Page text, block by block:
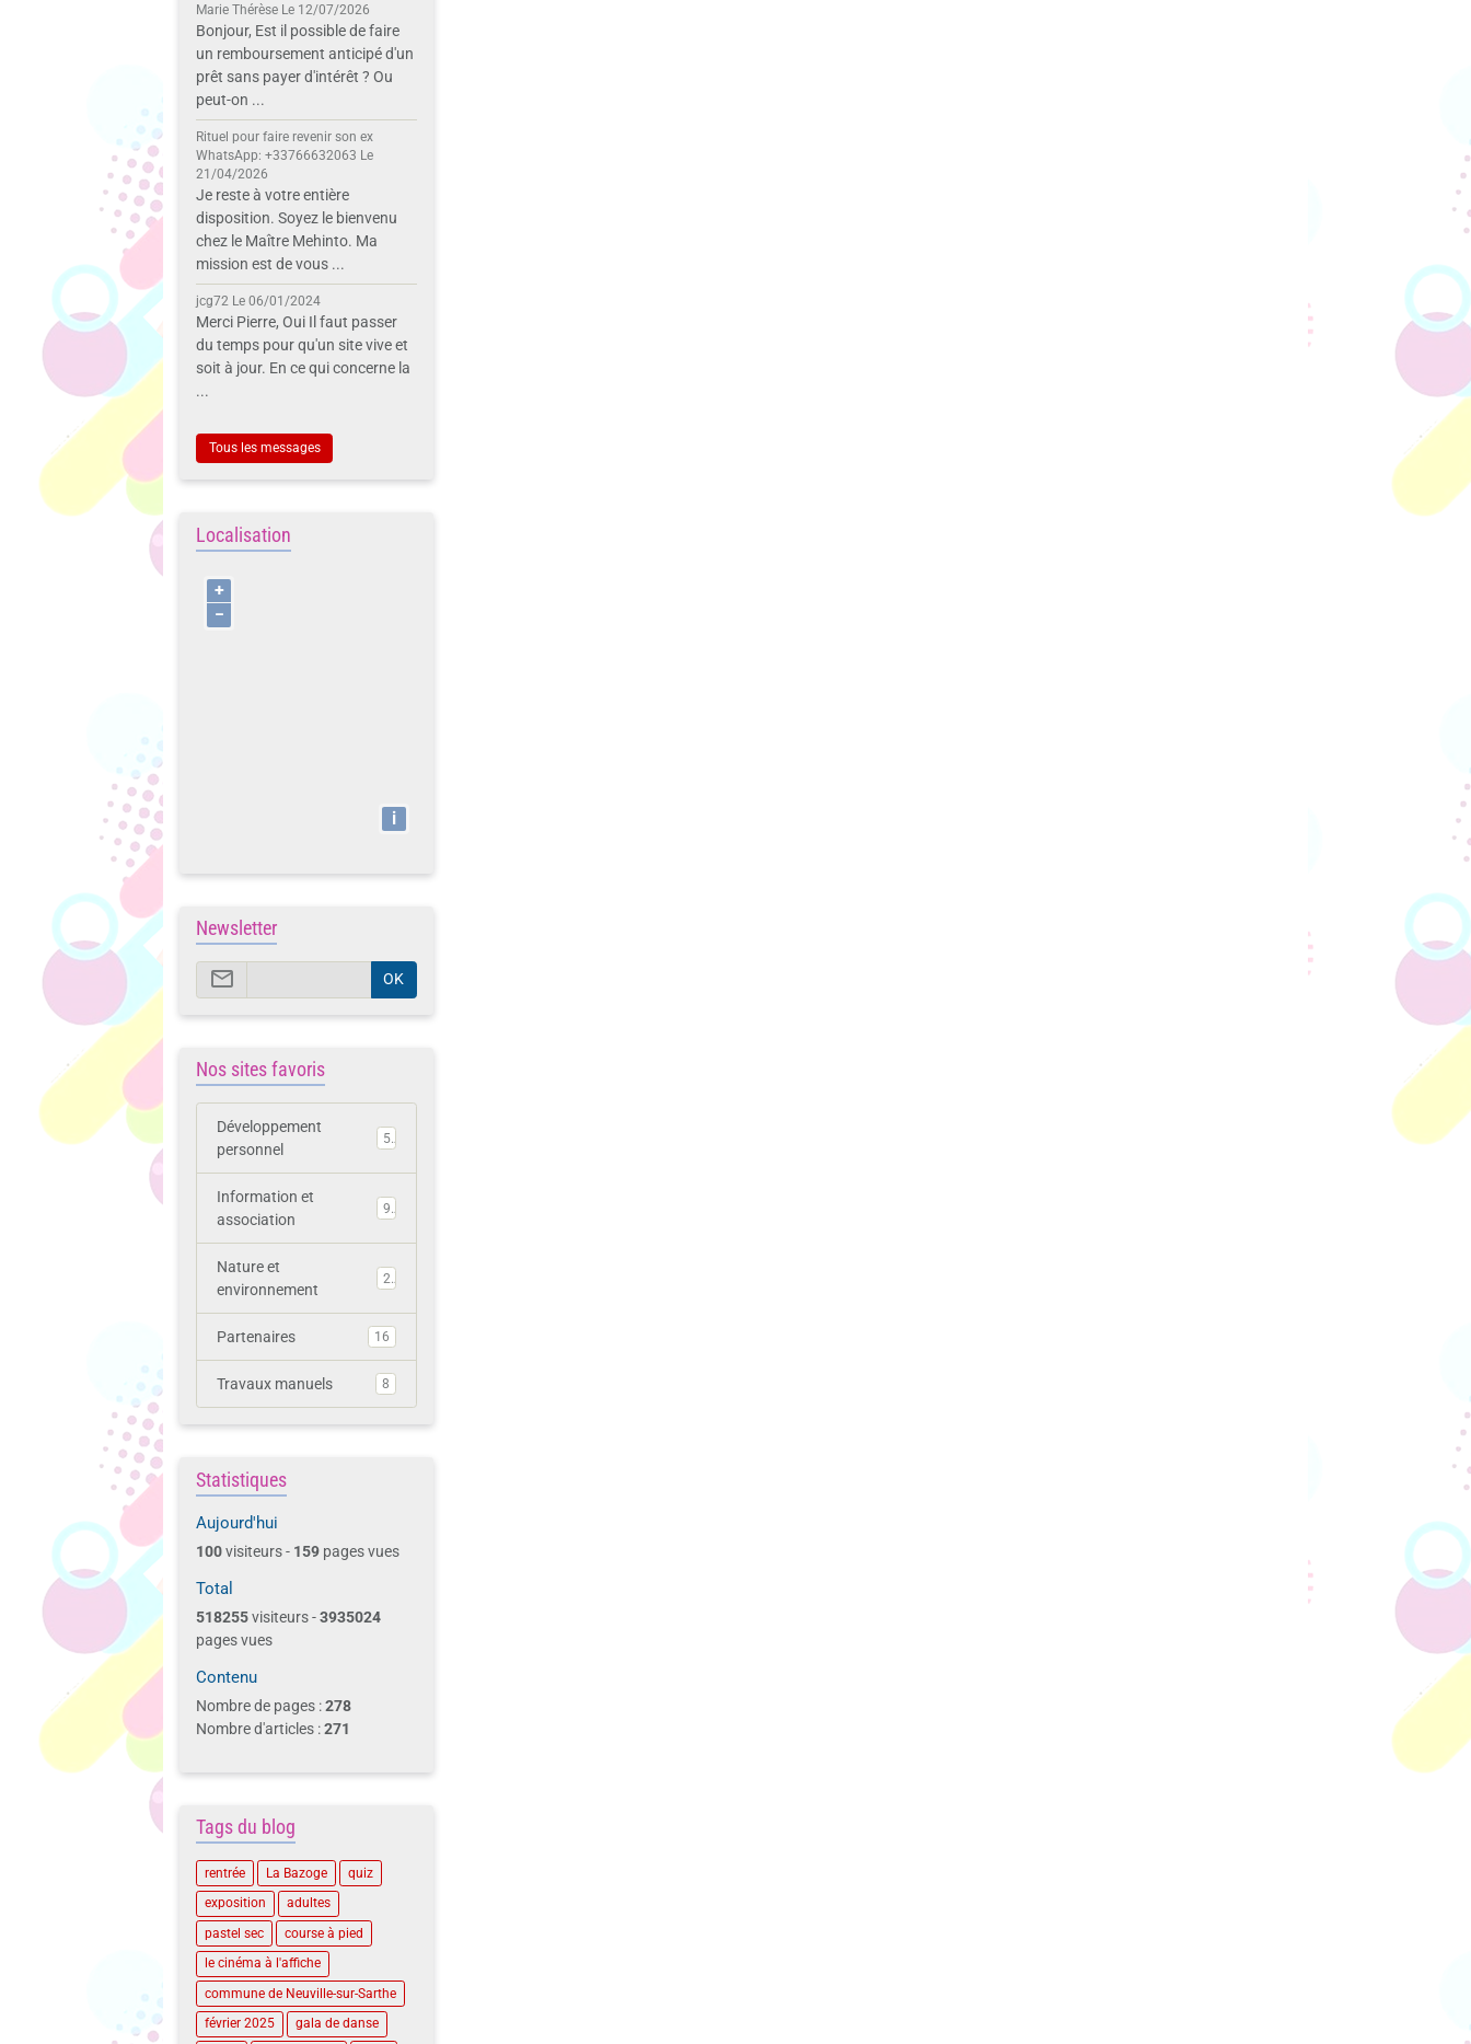
Marie Thérèse Le 12/07/2026
Bonjour, Est il possible de faire
un remboursement anticipé d'un
prêt sans payer d'intérêt ? Ou
peut-on ...
Rituel pour faire revenir son ex
WhatsApp: +33766632063 Le
21/04/2026
Je reste à votre entière
disposition. Soyez le bienvenu
chez le Maître Mehinto. Ma
mission est de vous ...
jcg72 Le 06/01/2024
Merci Pierre, Oui Il faut passer
du temps pour qu'un site vive et
soit à jour. En ce qui concerne la
...
Tous les messages
Localisation
+
−
i
Newsletter
OK
Nos sites favoris
Développement
personnel
5
Information et
association
9
Nature et
environnement
2
Partenaires 16
Travaux manuels 8
Statistiques
Aujourd'hui
100visiteurs - 159 pages vues
Total
518255visiteurs -3935024
pages vues
Contenu
Nombre de pages :278
Nombre d'articles :271
Tags du blog
rentrée La Bazoge
quiz
exposition
adultes
pastel sec
course à pied
le cinéma à l'affiche
commune de Neuville-sur-Sarthe
février 2025
gala de danse